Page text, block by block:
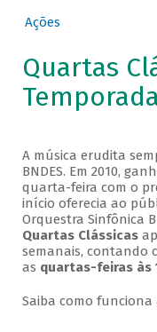
Ações
Quartas
A música erudita
BNDES. Em 2010,
quarta-feira com o
início oferecia ao
Orquestra Sinfônica
Quartas Clássicas
semanais, contando
as quartas-feiras às
Saiba como funciona